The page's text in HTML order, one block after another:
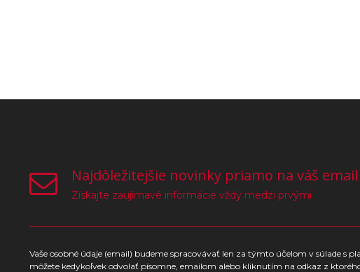
Najdôležitejšie novinky priamo na váš email
Získajte zaujímavé informácie vždy medzi prvými
Vaše osobné údaje (email) budeme spracovávať len za týmto účelom v súlade
môžete kedykoľvek odvolať písomne, emailom alebo kliknutím na odkaz z